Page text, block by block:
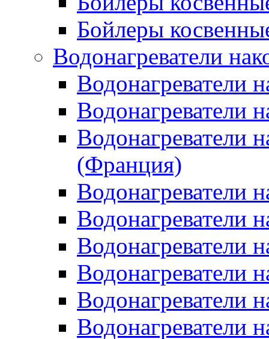
Бойлеры
Водонагреватели
Водонагреватели
Водонагреватели
Водонагреватели
(Франция)
Водонагреватели
Водонагреватели
Водонагреватели
Водонагреватели
Водонагреватели
Водонагреватели